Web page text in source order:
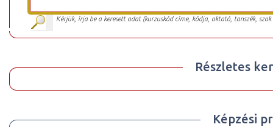
Kérjük, írja be a keresett adat (kurzuskód címe, kódja, oktató, tanszék,
Részletes
Képzési